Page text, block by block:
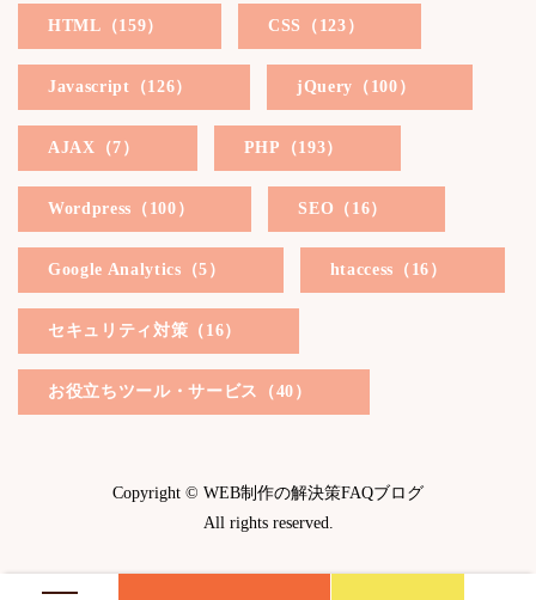
HTML（159） CSS（123）
Javascript（126） jQuery（100）
AJAX（7） PHP（193）
Wordpress（100） SEO（16）
Google Analytics（5） htaccess（16）
セキュリティ対策（16）
お役立ちツール・サービス（40）
Copyright © WEB制作の解決策FAQブログ
All rights reserved.